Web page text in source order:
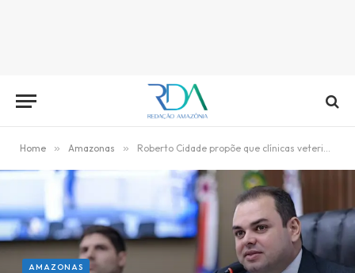
Home » Amazonas » Roberto Cidade propõe que clínicas veterinárias aceitem exames feitos na rede pública
AMAZONAS